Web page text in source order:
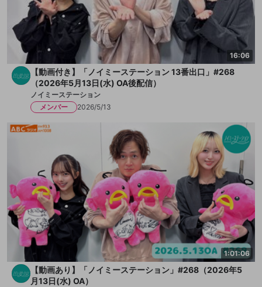
16:06
【動画付き】「ノイミーステーション 13番出口」#268
（2026年5月13日(水) OA後配信）
ノイミーステーション
メンバー
2026/5/13
1:01:06
【動画あり】「ノイミーステーション」#268（2026年5
月13日(水) OA）